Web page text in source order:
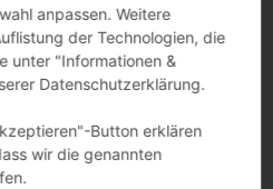
wurden auf einer SP48-
werden in Kürze an unser Joint
für Daimler Trucks bestimmt,
durchlaufen. In der Zwischenzeit
um den
in Kürze realisieren zu können.
Niederlassung in León gehören
anpassen. Weitere
der Technologien, die
unter "Informationen &
Datenschutzerklärung.
Button erklären
wir die genannten